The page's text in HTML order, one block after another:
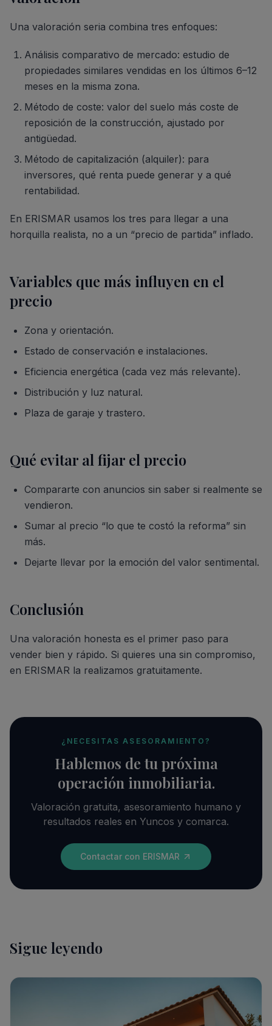
Una valoración seria combina tres enfoques:
Análisis comparativo de mercado: estudio de
propiedades similares vendidas en los últimos 6–12
meses en la misma zona.
Método de coste: valor del suelo más coste de
reposición de la construcción, ajustado por
antigüedad.
Método de capitalización (alquiler): para
inversores, qué renta puede generar y a qué
rentabilidad.
En ERISMAR usamos los tres para llegar a una
horquilla realista, no a un “precio de partida” inflado.
Variables que más influyen en el
precio
Zona y orientación.
Estado de conservación e instalaciones.
Eficiencia energética (cada vez más relevante).
Distribución y luz natural.
Plaza de garaje y trastero.
Qué evitar al fijar el precio
Compararte con anuncios sin saber si realmente se
vendieron.
Sumar al precio “lo que te costó la reforma” sin
más.
Dejarte llevar por la emoción del valor sentimental.
Conclusión
Una valoración honesta es el primer paso para
vender bien y rápido. Si quieres una sin compromiso,
en ERISMAR la realizamos gratuitamente.
¿NECESITAS ASESORAMIENTO?
Hablemos de tu próxima
operación inmobiliaria.
Valoración gratuita, asesoramiento humano y
resultados reales en Yuncos y comarca.
Contactar con ERISMAR
Sigue leyendo